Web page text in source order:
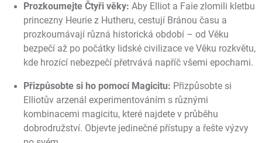
Prozkoumejte Čtyři věky: Aby Elliot a Faie zlomili kletbu
princezny Heurie z Hutheru, cestují Bránou času a
prozkoumávají různá historická období – od Věku
bezpečí až po počátky lidské civilizace ve Věku rozkvětu,
kde hrozící nebezpečí přetrvává napříč všemi epochami.
Přizpůsobte si ho pomocí Magicitu: Přizpůsobte si
Elliotův arzenál experimentováním s různými
kombinacemi magicitu, které najdete v průběhu
dobrodružství. Objevte jedinečné přístupy a řešte výzvy